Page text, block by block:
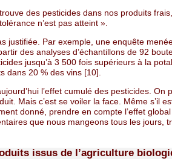
des pesticides dans nos produits
n’est pas atteint ».
justifiée. Par exemple, une enquête
des analyses d’échantillons de 92
jusqu’à 3 500 fois supérieurs à la
dans 20 % des vins [10].
l’effet cumulé des pesticides. On
Mais c’est se voiler la face. Même s’il
donné, prendre en compte l’effet
que nous mangeons tous les jours,
issus de l’agriculture